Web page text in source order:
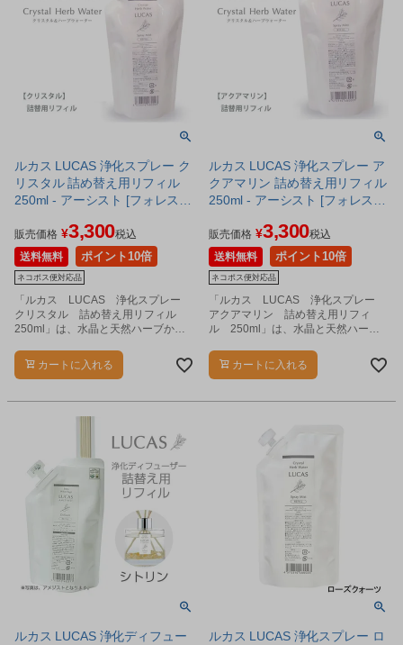
ルカス LUCAS 浄化スプレー ク
リスタル 詰め替え用リフィル
250ml - アーシスト [フォレスト
販売価格 ¥3,300税込
送料無料
ポイント10倍
ネコポス便対応品
「ルカス LUCAS 浄化スプレー
クリスタル 詰め替え用リフィル
250ml」は、水晶と天然ハーブから
ーです。
カートに入れる
ルカス LUCAS 浄化スプレー ア
クアマリン 詰め替え用リフィル
250ml - アーシスト [フォレスト
販売価格 ¥3,300税込
送料無料
ポイント10倍
ネコポス便対応品
「ルカス LUCAS 浄化スプレー
アクアマリン 詰め替え用リフィ
ル 250ml」は、水晶と天然ハーブ
プレーです。
カートに入れる
ルカス LUCAS 浄化ディフュー
ルカス LUCAS 浄化スプレー ロ